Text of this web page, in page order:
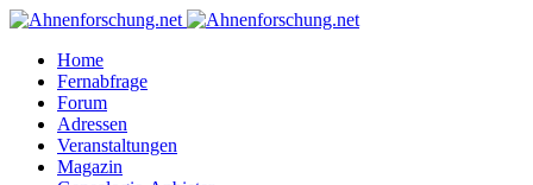
Home
Fernabfrage
Forum
Adressen
Veranstaltungen
Magazin